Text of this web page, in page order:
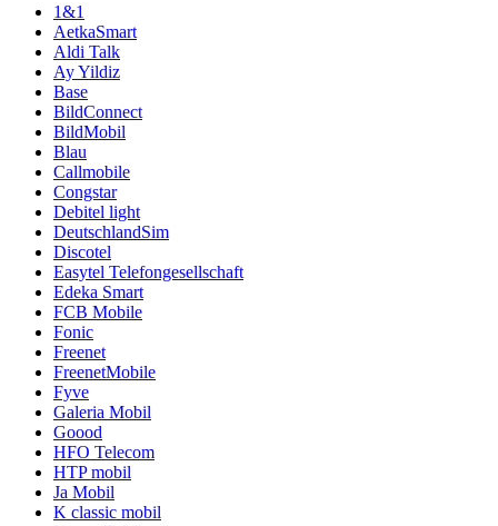
1&1
AetkaSmart
Aldi Talk
Ay Yildiz
Base
BildConnect
BildMobil
Blau
Callmobile
Congstar
Debitel light
DeutschlandSim
Discotel
Easytel Telefongesellschaft
Edeka Smart
FCB Mobile
Fonic
Freenet
FreenetMobile
Fyve
Galeria Mobil
Goood
HFO Telecom
HTP mobil
Ja Mobil
K classic mobil